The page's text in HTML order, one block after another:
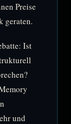
Preise
geraten.
Ist
und